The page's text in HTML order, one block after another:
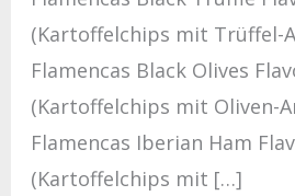
(Kartoffelchips mit Trüffel-
Flamencas Black Olives
(Kartoffelchips mit Oliven-
Flamencas Iberian Ham
(Kartoffelchips mit […]